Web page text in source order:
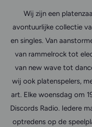
Wij zijn een
avontuurlijke collectie
en singles. Van
van rammelrock tot
van new wave tot
wij ook platenspelers,
art. Elke woensdag om
Discords Radio. Iedere
optredens op de